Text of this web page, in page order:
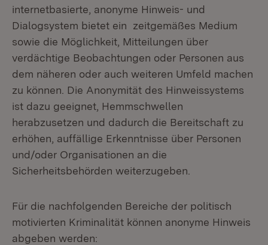
internetbasierte, anonyme Hinweis- und
Dialogsystem bietet ein zeitgemäßes Medium
sowie die Möglichkeit, Mitteilungen über
verdächtige Beobachtungen oder Personen aus
dem näheren oder auch weiteren Umfeld machen
zu können. Die Anonymität des Hinweissystems
ist dazu geeignet, Hemmschwellen
herabzusetzen und dadurch die Bereitschaft zu
erhöhen, auffällige Erkenntnisse über Personen
und/oder Organisationen an die
Sicherheitsbehörden weiterzugeben.
Für die nachfolgenden Bereiche der politisch
motivierten Kriminalität können anonyme Hinweis
abgeben werden: